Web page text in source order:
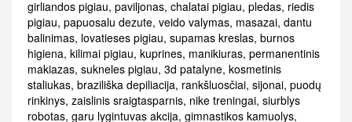
girliandos pigiau, paviljonas, chalatai pigiau, pledas, riedis
pigiau, papuosalu dezute, veido valymas, masazai, dantu
balinimas, lovatieses pigiau, supamas kreslas, burnos
higiena, kilimai pigiau, kuprines, manikiuras, permanentinis
makiazas, sukneles pigiau, 3d patalyne, kosmetinis
staliukas, braziliška depiliacija, rankšluosčiai, sijonai, puodų
rinkinys, zaislinis sraigtasparnis, nike treningai, siurblys
robotas, garu lygintuvas akcija, gimnastikos kamuolys,